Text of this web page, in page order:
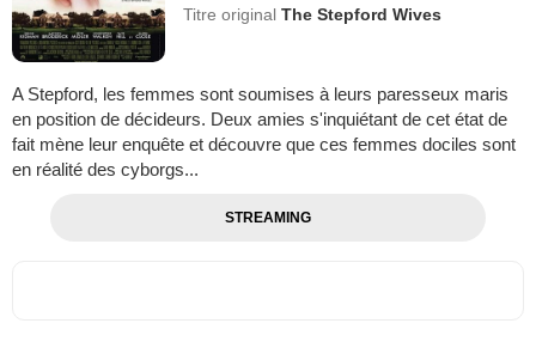
Titre originalThe Stepford Wives
A Stepford, les femmes sont soumises à leurs paresseux maris
en position de décideurs. Deux amies s'inquiétant de cet état de
fait mène leur enquête et découvre que ces femmes dociles sont
en réalité des cyborgs...
STREAMING